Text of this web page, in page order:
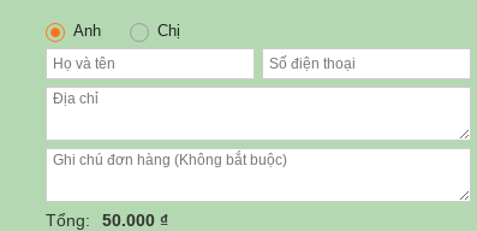
Anh Chị
Tổng: 50.000 ₫